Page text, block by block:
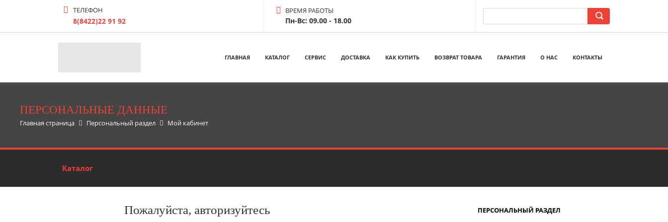
ТЕЛЕФОН
8(8422)22 91 92
ВРЕМЯ РАБОТЫ
Пн-Вс: 09.00 - 18.00
ГЛАВНАЯ КАТАЛОГ СЕРВИС ДОСТАВКА КАК КУПИТЬ ВОЗВРАТ ТОВАРА ГАРАНТИЯ О НАС КОНТАКТЫ
ПЕРСОНАЛЬНЫЕ ДАННЫЕ
Главная страница Персональный раздел Мой кабинет
Каталог
ПЕРСОНАЛЬНЫЙ РАЗДЕЛ
Пожалуйста, авторизуйтесь